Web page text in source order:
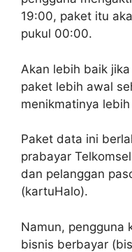
19:00, paket itu
pukul 00:00.
Akan lebih baik
paket lebih awal
menikmatinya
Paket data ini
prabayar
dan pelanggan
(kartuHalo).
Namun, pengguna
bisnis berbayar